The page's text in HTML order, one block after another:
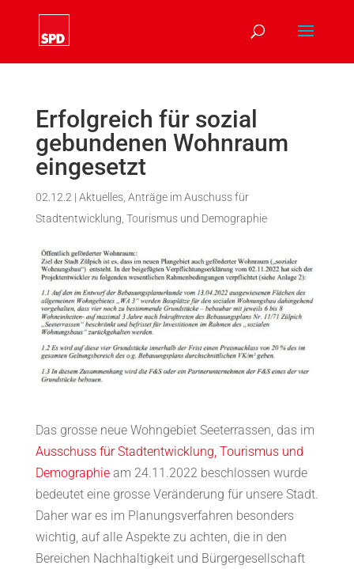
Erfolgreich für sozial
gebundenen Wohnraum
eingesetzt
02.12.2 | Aktuelles, Anträge im Auschuss für
Stadtentwicklung, Tourismus und Demographie
Das grosse neue Wohngebiet Seeterrassen, das im
Ausschuss für Stadtentwicklung, Tourismus und
Demographie am 24.11.2022 beschlossen wurde
bedeutet eine grosse Veränderung für unsere Stadt.
Daher war es im Planungsverfahren besonders
wichtig, auf alle Aspekte zu achten, die in den
Bereichen Nachhaltigkeit und Bürgergesellschaft